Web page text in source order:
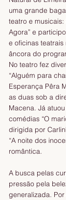
uma grande
teatro e
Agora” e
e oficinas teatrais
âncora do
No teatro fez
“Alguém para
Esperança Pêra
as duas sob a
Macena. Já
comédias “O
dirigida por
“A noite dos
romântica.
A busca pelas
pressão pela
generalizada.